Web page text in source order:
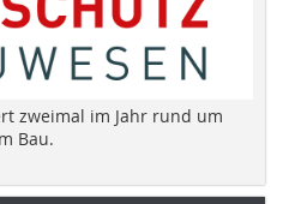
zweimal im Jahr rund um
Bau.